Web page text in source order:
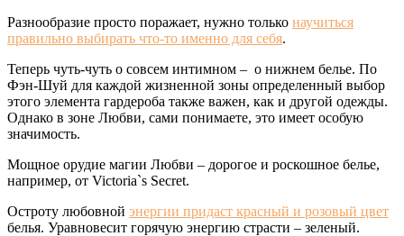
Разнообразие просто поражает, нужно только научиться
правильно выбирать что-то именно для себя.
Теперь чуть-чуть о совсем интимном – о нижнем белье. По
Фэн-Шуй для каждой жизненной зоны определенный выбор
этого элемента гардероба также важен, как и другой одежды.
Однако в зоне Любви, сами понимаете, это имеет особую
значимость.
Мощное орудие магии Любви – дорогое и роскошное белье,
например, от Victoria`s Secret.
Остроту любовной энергии придаст красный и розовый цвет
белья. Уравновесит горячую энергию страсти – зеленый.